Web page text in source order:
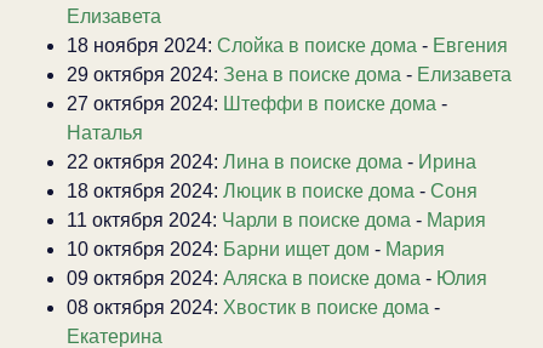
Елизавета
18 ноября 2024: Слойка в поиске дома - Евгения
29 октября 2024: Зена в поиске дома - Елизавета
27 октября 2024: Штеффи в поиске дома -
Наталья
22 октября 2024: Лина в поиске дома - Ирина
18 октября 2024: Люцик в поиске дома - Соня
11 октября 2024: Чарли в поиске дома - Мария
10 октября 2024: Барни ищет дом - Мария
09 октября 2024: Аляска в поиске дома - Юлия
08 октября 2024: Хвостик в поиске дома -
Екатерина